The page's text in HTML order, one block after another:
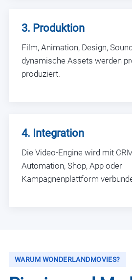
3. Produktion
Film, Animation, Design,
dynamische Assets werden
produziert.
4. Integration
Die Video-Engine wird mit
Automation, Shop, App oder
Kampagnenplattform
WARUM WONDERLANDMOVIES?